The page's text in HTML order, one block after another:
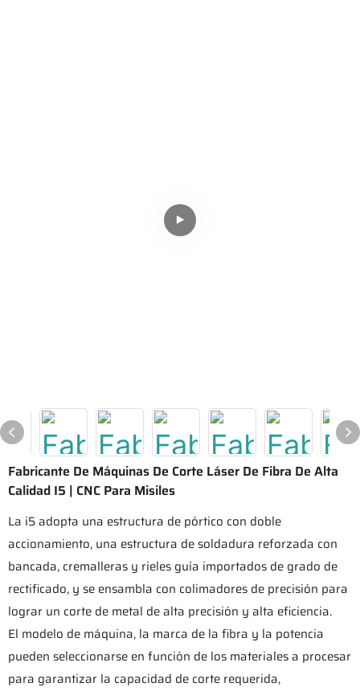
Fabricante De Máquinas De Corte Láser De Fibra De Alta
Calidad I5 | CNC Para Misiles
La i5 adopta una estructura de pórtico con doble
accionamiento, una estructura de soldadura reforzada con
bancada, cremalleras y rieles guía importados de grado de
rectificado, y se ensambla con colimadores de precisión para
lograr un corte de metal de alta precisión y alta eficiencia.
El modelo de máquina, la marca de la fibra y la potencia
pueden seleccionarse en función de los materiales a procesar
para garantizar la capacidad de corte requerida,